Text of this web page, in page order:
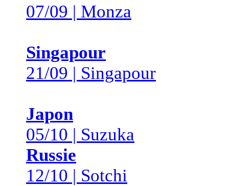
07/09 | Monza
Singapour
21/09 | Singapour
Japon
05/10 | Suzuka
Russie
12/10 | Sotchi